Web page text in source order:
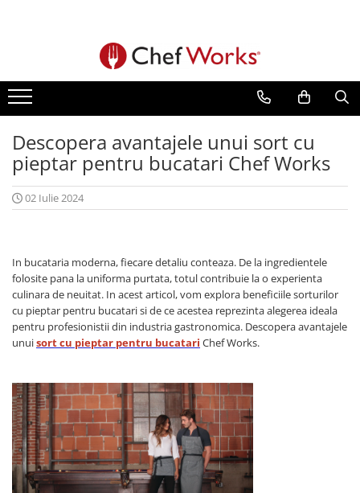
Accesorii Urban
Pantaloni Urban
Sepci Urban
Sorturi Urban
Tunici Urban
Camasi Cool Vent
Sepci Cool Vent
Tunici Cool Vent
Contemporary
Accesorii Contemporary
Sorturi Contemporary
Tunici Contemporary
Sorturi horeca
Sorturi Bistro
Sorturi cu Pieptar
Sorturi de Bucatarie
Sorturi Ospatari
Sorturi Scurte Ospatari
Tunici bucatar
Bumbac Premium 100% Super
Combed 120
Tunici bucatar 100% Cotton
Tunici bucatar clasice
Tunici bucatar cu maneca scurta
Pantaloni Bucatar Executive
Pantaloni bucatarie usori
Camasi Bucatarie
Camasi pentru Bucatar
Sepci de bucatar
Sepci de baseball
Chef Beanie
Uniforme horeca dama
Bonete bucatar dama
Executive
Pantaloni bucatar dama
Sorturi dama
Tunici bucatar dama
Descopera avantajele unui sort cu
pieptar pentru bucatari Chef Works
02 Iulie 2024
In bucataria moderna, fiecare detaliu conteaza. De la ingredientele
folosite pana la uniforma purtata, totul contribuie la o experienta
culinara de neuitat. In acest articol, vom explora beneficiile sorturilor
cu pieptar pentru bucatari si de ce acestea reprezinta alegerea ideala
pentru profesionistii din industria gastronomica. Descopera avantajele
unuisort cu pieptar pentru bucatari Chef Works.